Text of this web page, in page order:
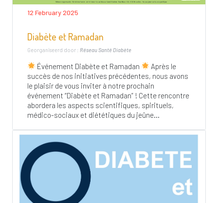
12 February 2025
Diabète et Ramadan
Georganiseerd door : Réseau Santé Diabète
Événement Diabète et Ramadan
Après le
succès de nos initiatives précédentes, nous avons
le plaisir de vous inviter à notre prochain
événement “Diabète et Ramadan” ! Cette rencontre
abordera les aspects scientifiques, spirituels,
médico-sociaux et diététiques du jeûne...